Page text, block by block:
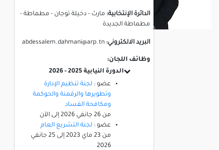
الدائرة الإنتخابية: مارث - دخيلة توجان - مطماطة -
مطماطة الجديدة
البريد الالكتروني: abdessalem.dahmani@arp.tn
وظائف اللجان:
الدورة النيابية 2025 - 2026
عضو : لجنة تنظيم الإدارة
وتطويرها والرقمنة والحوكمة
ومكافحة الفساد
من26 جانفي 2026 إلىالآن
عضو : لجنة التشريع العام
من 23 ماي 2023 إلى
25 جانفي
2026